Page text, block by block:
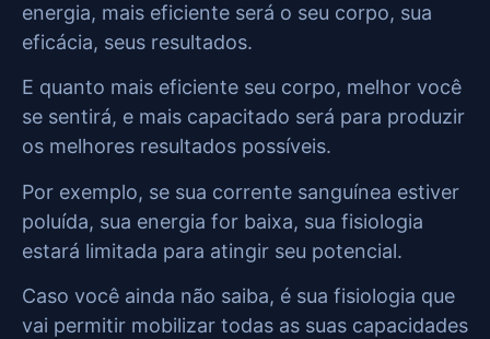
energia, mais eficiente será o seu corpo, sua
eficácia, seus resultados.
E quanto mais eficiente seu corpo, melhor você
se sentirá, e mais capacitado será para produzir
os melhores resultados possíveis.
Por exemplo, se sua corrente sanguínea estiver
poluída, sua energia for baixa, sua fisiologia
estará limitada para atingir seu potencial.
Caso você ainda não saiba, é sua fisiologia que
vai permitir mobilizar todas as suas capacidades